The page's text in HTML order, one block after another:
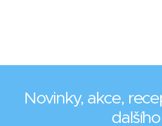
Novinky, akce,
dalšího